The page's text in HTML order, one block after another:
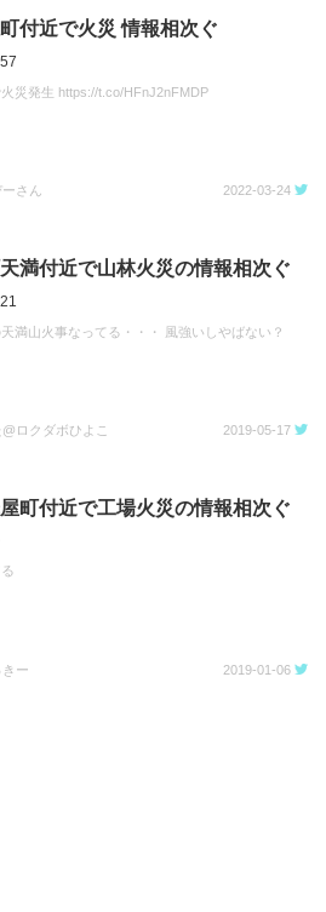
付近で火災 情報相次ぐ
火災発生 https://t.co/HFnJ2nFMDP
ーさん 2022-03-24
満付近で山林火災の情報相次ぐ
満山火事なってる・・・ 風強いしやばない？
@ロクダボひよこ 2019-05-17
町付近で工場火災の情報相次ぐ
ー 2019-01-06